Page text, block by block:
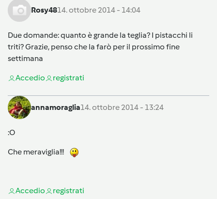
Rosy4814. ottobre 2014 - 14:04
Due domande: quanto è grande la teglia? I pistacchi li
triti? Grazie, penso che la farò per il prossimo fine
settimana
Accedio registrati
annamoraglia14. ottobre 2014 - 13:24
:O
Che meraviglia!!!
Accedio registrati